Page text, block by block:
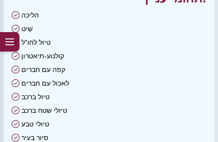
הליכה
שַׁיִט
טיול לחו"ל
קולנוע-תיאטרון
קפה עם חברים
לאכול עם חברים
טיול ברכב
טיולי שטח ברכב
טיולי טבע
סיור בעיר